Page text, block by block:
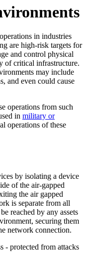
in industries
are high-risk targets for
and control physical
of critical infrastructure.
may include
and even could cause
operations from such
in military or
operations of these
by isolating a device
of the air-gapped
the air gapped
is separate from all
reached by any assets
securing them
network connection.
- protected from attacks